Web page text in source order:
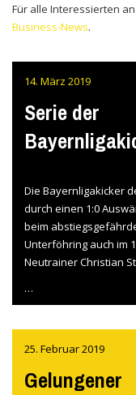
Für alle Interessierten
Business-News.
14. März 2019
Serie der
Unterföhring
Die Bayernligakicker
durch einen 1:0
beim
Unterföhring auch im
Neutrainer Christian
der 2. Hälfte aus
nach einem Eckball.
…
25. Februar 2019
Gelungener